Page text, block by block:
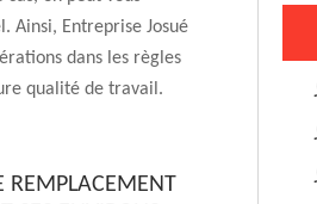
Ainsi, Entreprise Josué
dans les règles
qualité de travail.
REMPLACEMENT